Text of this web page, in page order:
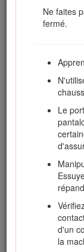
Ne faites
fermé.
Le
d'un
la
La
la clé
de